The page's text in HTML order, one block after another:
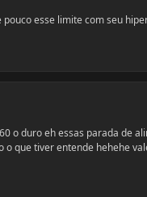
esse limite com seu
o duro eh essas parada de
que tiver entende hehehe